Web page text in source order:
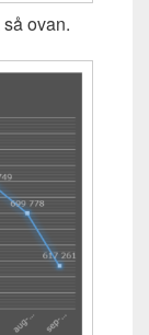
ovan.